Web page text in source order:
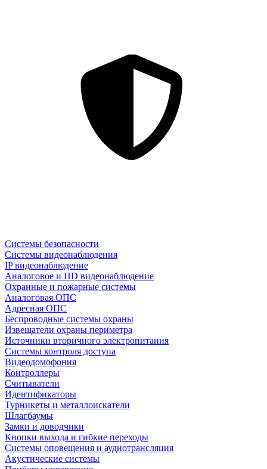
Системы безопасности
Системы видеонаблюдения
IP видеонаблюдение
Аналоговое и HD видеонаблюдение
Охранные и пожарные системы
Аналоговая ОПС
Адресная ОПС
Беспроводные системы охраны
Извещатели охраны периметра
Источники вторичного электропитания
Системы контроля доступа
Видеодомофония
Контроллеры
Считыватели
Идентификаторы
Турникеты и металлоискатели
Шлагбаумы
Замки и доводчики
Кнопки выхода и гибкие переходы
Системы оповещения и аудиотрансляция
Акустические системы